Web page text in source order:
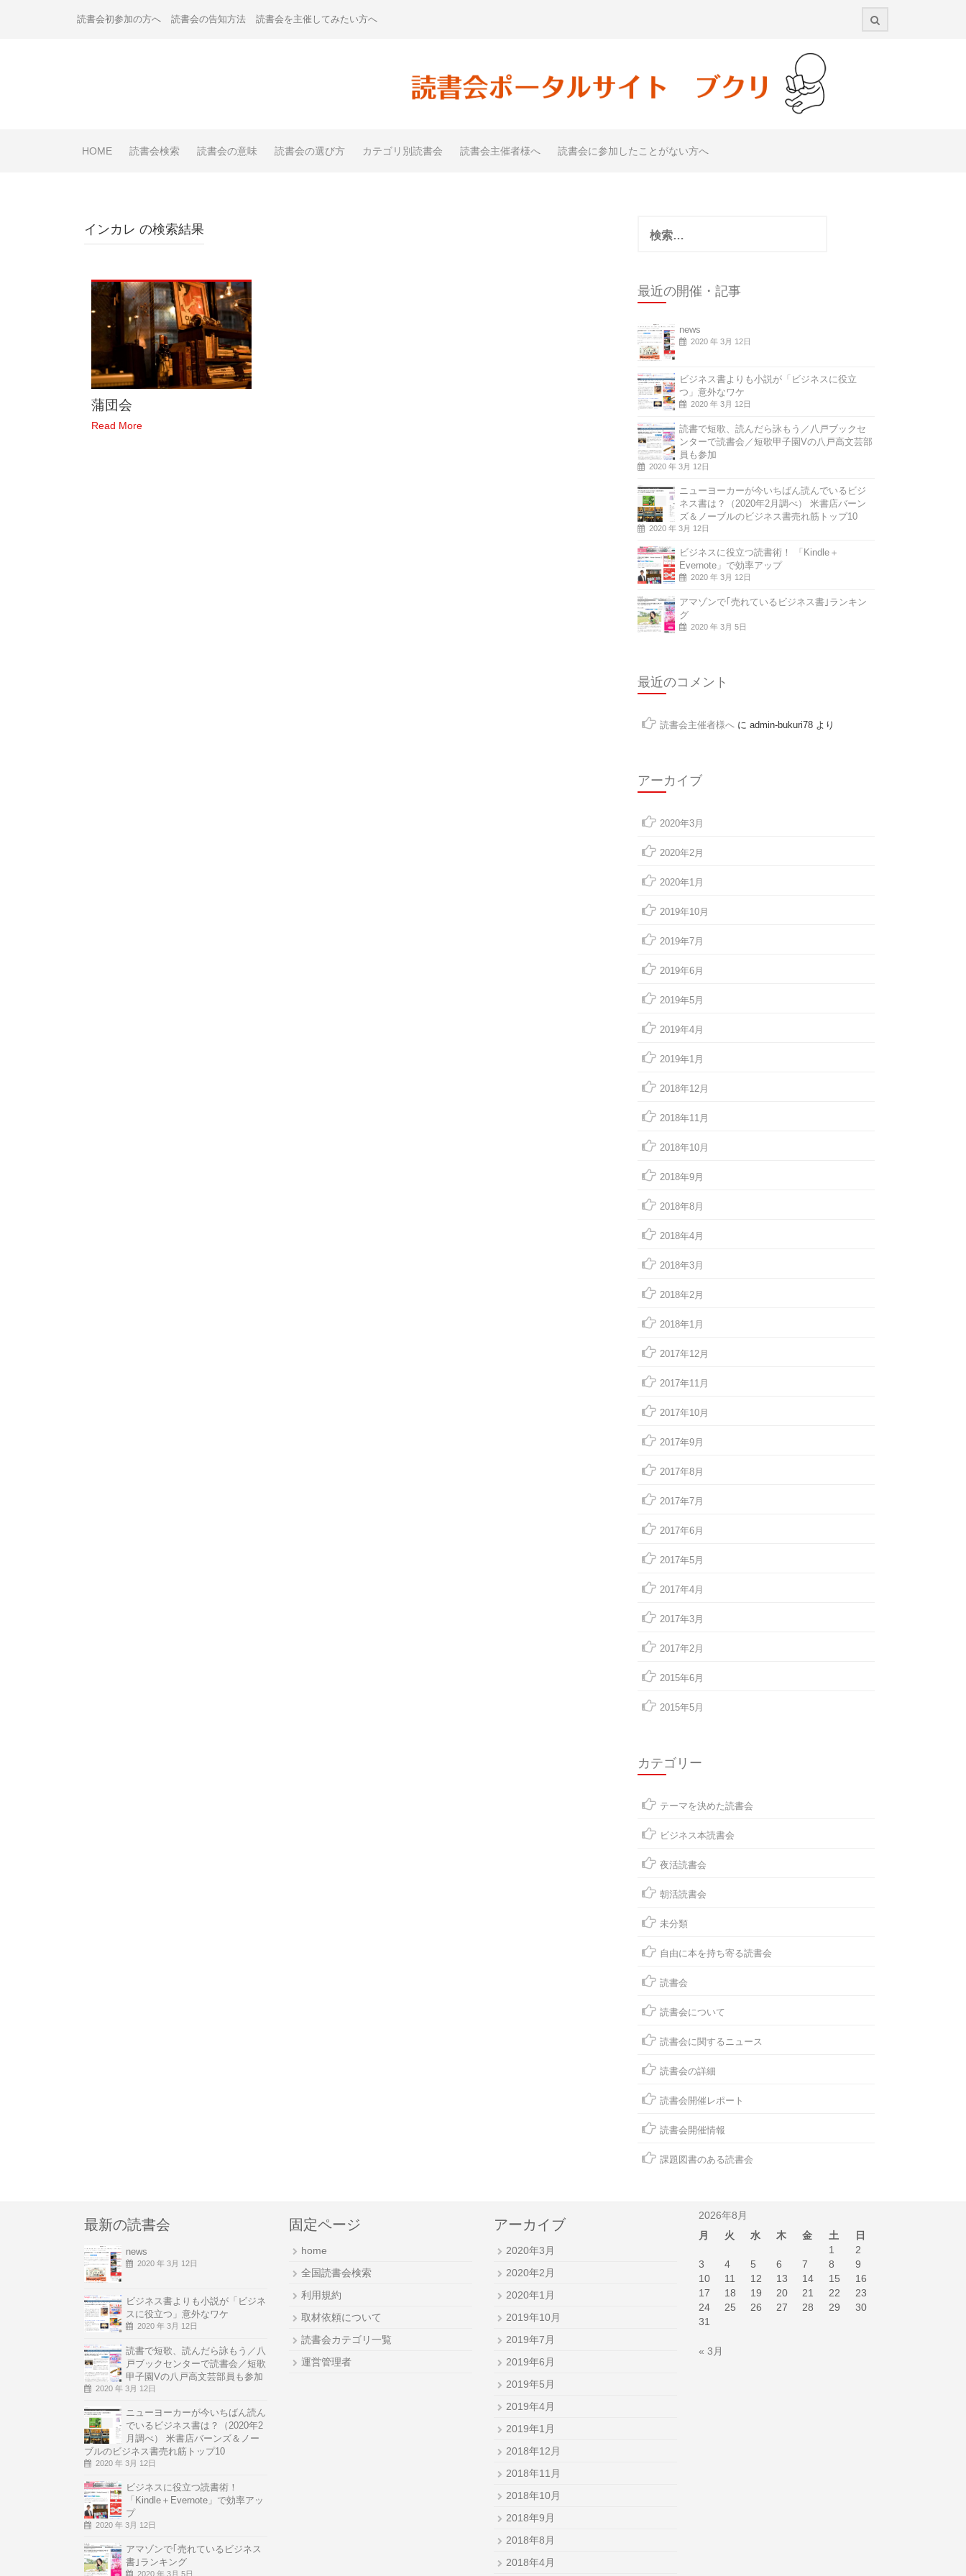
読書会初参加の方へ 読書会の告知方法 読書会を主催してみたい方へ
HOME 読書会検索 読書会の意味 読書会の選び方 カテゴリ別読書会 読書会主催者様へ 読書会に参加したことがない方へ
インカレ の検索結果
蒲団会
Read More
索:
最近の開催・記事
news
2020 年 3月 12日
ビジネス書よりも小説が「ビジネスに役立
つ」意外なワケ
2020 年 3月 12日
読書で短歌、読んだら詠もう／八戸ブックセ
ンターで読書会／短歌甲子園Vの八戸高文芸部
員も参加
2020 年 3月 12日
ニューヨーカーが今いちばん読んでいるビジ
ネス書は？（2020年2月調べ） 米書店バーン
ズ＆ノーブルのビジネス書売れ筋トップ10
2020 年 3月 12日
ビジネスに役立つ読書術！ 「Kindle＋
Evernote」で効率アップ
2020 年 3月 12日
アマゾンで｢売れているビジネス書｣ランキン
グ
2020 年 3月 5日
最近のコメント
読書会主催者様へ に admin-bukuri78 より
アーカイブ
2020年3月
2020年2月
2020年1月
2019年10月
2019年7月
2019年6月
2019年5月
2019年4月
2019年1月
2018年12月
2018年11月
2018年10月
2018年9月
2018年8月
2018年4月
2018年3月
2018年2月
2018年1月
2017年12月
2017年11月
2017年10月
2017年9月
2017年8月
2017年7月
2017年6月
2017年5月
2017年4月
2017年3月
2017年2月
2015年6月
2015年5月
カテゴリー
テーマを決めた読書会
ビジネス本読書会
夜活読書会
朝活読書会
未分類
自由に本を持ち寄る読書会
読書会
読書会について
読書会に関するニュース
読書会の詳細
読書会開催レポート
読書会開催情報
課題図書のある読書会
最新の読書会
news
2020 年 3月 12日
ビジネス書よりも小説が「ビジネ
スに役立つ」意外なワケ
2020 年 3月 12日
読書で短歌、読んだら詠もう／八
戸ブックセンターで読書会／短歌
甲子園Vの八戸高文芸部員も参加
2020 年 3月 12日
ニューヨーカーが今いちばん読ん
でいるビジネス書は？（2020年2
月調べ） 米書店バーンズ＆ノー
ブルのビジネス書売れ筋トップ10
2020 年 3月 12日
ビジネスに役立つ読書術！
「Kindle＋Evernote」で効率アッ
プ
2020 年 3月 12日
アマゾンで｢売れているビジネス
書｣ランキング
2020 年 3月 5日
固定ページ
home
全国読書会検索
利用規約
取材依頼について
読書会カテゴリ一覧
運営管理者
アーカイブ
2020年3月
2020年2月
2020年1月
2019年10月
2019年7月
2019年6月
2019年5月
2019年4月
2019年1月
2018年12月
2018年11月
2018年10月
2018年9月
2018年8月
2018年4月
2026年8月
月
火 水 木 金 土
日
1
2
3
4 5 6 7 8
9
10
11 12 13 14 15
16
17
18 19 20 21 22
23
24
25 26 27 28 29
30
31
« 3月